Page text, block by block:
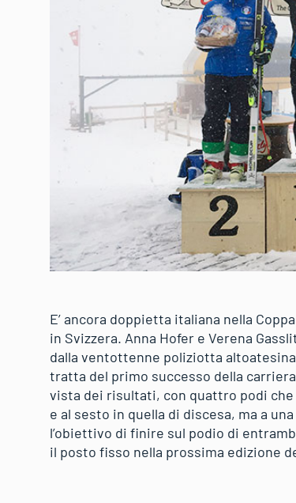
E’ ancora doppietta italiana nella
in Svizzera. Anna Hofer e Verena
dalla ventottenne poliziotta altoatesina
tratta del primo successo della
vista dei risultati, con quattro podi che
e al sesto in quella di discesa, ma a
l’obiettivo di finire sul podio di
il posto fisso nella prossima edizione